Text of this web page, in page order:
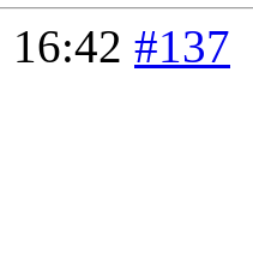
16:42 #137